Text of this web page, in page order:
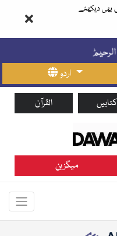
بھی دیکھئے
اردو
القرآن کتابیں
میگزین